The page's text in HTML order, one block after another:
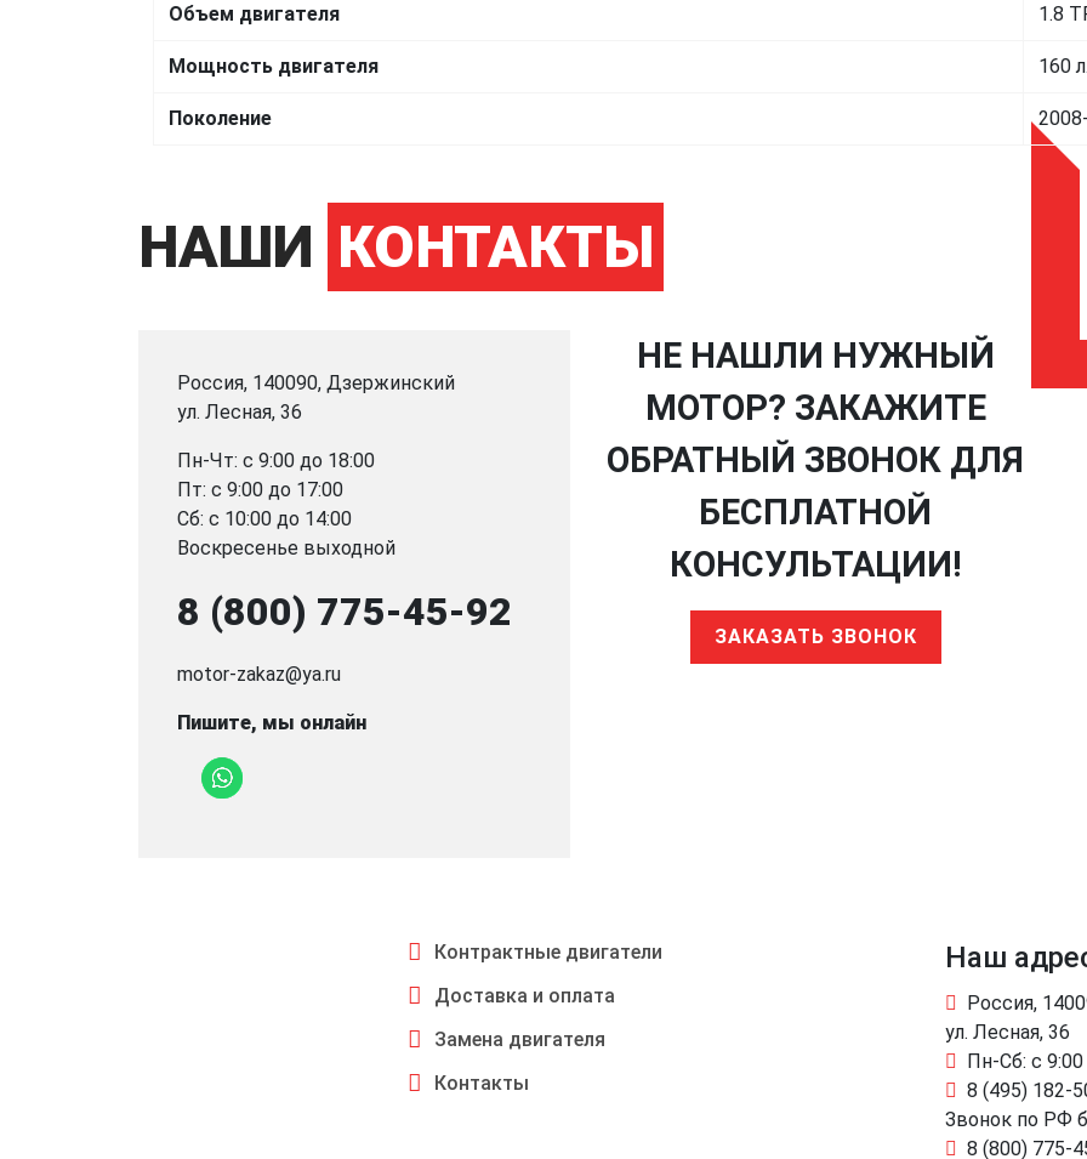
Объем двигателя 1.8
Мощность двигателя 160
Поколение
НАШИ КОНТАКТЫ
Россия, 140090, Дзержинский
ул. Лесная, 36
Пн-Чт: с 9:00 до 18:00
Пт: с 9:00 до 17:00
Сб: с 10:00 до 14:00
Воскресенье выходной
8 (800) 775-45-92
motor-zakaz@ya.ru
Пишите, мы онлайн
НЕ НАШЛИ НУЖНЫЙ
МОТОР? ЗАКАЖИТЕ
ОБРАТНЫЙ ЗВОНОК ДЛЯ
БЕСПЛАТНОЙ
КОНСУЛЬТАЦИИ!
ЗАКАЗАТЬ ЗВОНОК
Контрактные двигатели
Доставка и оплата
Замена двигателя
Контакты
Наш
Россия,
ул. Лесная, 36
Пн-Сб: с
8 (495) 182-
Звонок по РФ
8 (800) 775-